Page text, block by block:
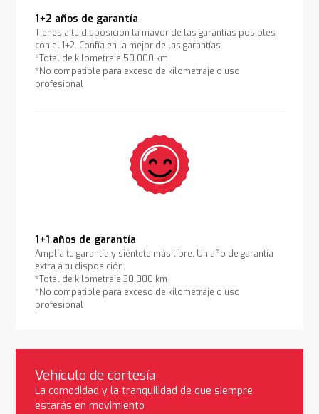
1+2 años de garantía
Tienes a tu disposición la mayor de las garantías posibles
con el 1+2. Confía en la mejor de las garantías.
*Total de kilometraje 50.000 km
*No compatible para exceso de kilometraje o uso
profesional
1+1 años de garantía
Amplía tu garantía y siéntete más libre. Un año de garantía
extra a tu disposición.
*Total de kilometraje 30.000 km
*No compatible para exceso de kilometraje o uso
profesional
Vehículo de cortesía
La comodidad y la tranquilidad de que siempre
estarás en movimiento